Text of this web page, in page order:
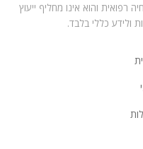
רפואית והוא אינו מחליף ייעוץ
ולידע כללי בלבד.